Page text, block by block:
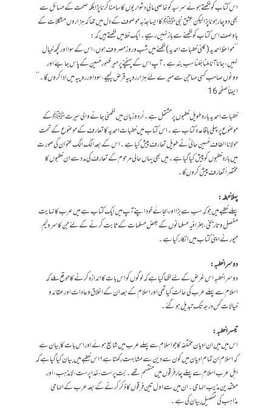
اس کتاب کو لکھتے ہوئے سرسید کو خاصی مالی دشواریوں کا سامنا کرنا پڑا بلکہ صحت کے مسائل سے
بھی دوچار ہونا پڑا لیکن عشق نبی ﷺ کا ایسا جذبہ موصوف کے دل میں تھا کہ ہزاروں مشکلات کے
باوصف اس کتاب کو لکھنے سے باز نہیں رہیے۔ایک خط میں لکھتے ہیں کہ :
’’مواعظ احمدیہ (یعنی خطبات احمدیہ )لکھنے میں شب و روز مصروف ہوں ،اس کے سوا اور کچھ خیال
نہیں ،جانا آنا ملنا جُلنا سب بند ہے ۔آپ اس کے پہنچنے پر میر ظہور حُسین کے پاس جایئے اور
دونوں صاحب کسی مہاجن سے میرے لئے ہزار روپیہ قرض لیجیے ،سود اور روپیہ میں ادا کروں گا۔‘‘
ایضاًصفحہ 16
خطبات احمدیہ بارہ طویل خطبوں پر مشتمل ہے ۔اُردو زبان میں لکھنی جانے والی سیرت ﷺکے
موضوع پر پہلی باقاعدہ کتاب ہے ۔اس کتاب میں خطبات احمدیہ کا تعارف کے موضوع کے تحت
مولانا الطاف حُسین حالی ؒ نے طویل تعارف پیش کیا ہے ۔اس کے بعد الگ الگ عنوان کی صورت
میں بارہ خطبوں کو پیش کیا گیا ہے ۔میں بھی یہاں حالی مرحوم کے تعارف کی مدد سے ان خطبوں کا
مختصراً تعارف پیش کروں گا۔
پہلا خبطہ :
پہلے خطبے میں جو کہ سب سے بڑا اور بجائے خود اپنے آپ میں ایک کتاب ہے میں عرب کا نہایت
مفصل و تاریخی ،جغرافیہ مسلمانوں کے بعض مسلمات کے ثابت کرنے کے لئے جن کا سرولیم
میور نے اپنی کتاب میں انکار کیا ہے ۔
دوسرا خطبہ :
دوسراخطبہ اس غرض کے لئے لکھا گیا ہے کہ لوگوں کو اس بات کا اندازہ کرنے کا موقع ملے کہ
اسلام سے پہلے عرب کی حالت کیا تھی اور اسلام کے بعد ان کے اخلاق و عادات اور عقائد و
خیالات کس درجہ تک تبدیل ہو گئے ۔
تیسرا خطبہ :
اس میں میں ان ادیان مختلفہ کا جو اسلام سے پہلے عرب میں شایع ہوئے اور اس بات کا بیان ہے
کہ اسلام ان تمام ادیان میں کون سے دین سے مشابہت رکھتا ہے ؟اس خطبے میں بیان کیا گیا ہے کہ
اہل عرب اسلام سے پہلے چار فرقوں میں منقسم تھے ۔بُت پرست ،خدا پرست ،لامذہب ،اور
معتقدین مذیب الہامی ۔ان میں سے اول تین فرقوں کا ذکر کرنے کے بعد عرب کے الہامی
مذاہب کی تفصیل بیان کی ہے ۔